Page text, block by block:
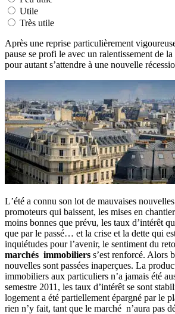
Utile
Très utile
Après une reprise particulièrement
pause se profi le avec un ralentissement de
pour autant s’attendre à une nouvelle
L’été a connu son lot de mauvaises
promoteurs qui baissent, les mises en
moins bonnes que prévu, les taux d’intérêt
que par le passé… et la crise et la dette qui
inquiétudes pour l’avenir, le sentiment du
marchés immobiliers s’est renforcé. Alors
nouvelles sont passées inaperçues. La
immobiliers aux particuliers n’a jamais été
semestre 2011, les taux d’intérêt se sont
logement a été partiellement épargné par le
rien n’y fait, tant que le marché n’aura pas